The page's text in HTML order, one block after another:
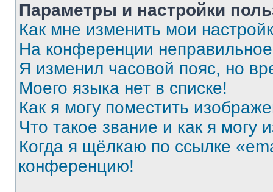
Параметры и настройки
Как мне изменить мои
На конференции
Я изменил часовой пояс, но
Моего языка нет в списке!
Как я могу поместить
Что такое звание и как я могу
Когда я щёлкаю по ссылке
конференцию!